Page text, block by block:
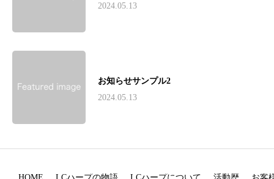
2024.05.13
お知らせサンプル2
2024.05.13